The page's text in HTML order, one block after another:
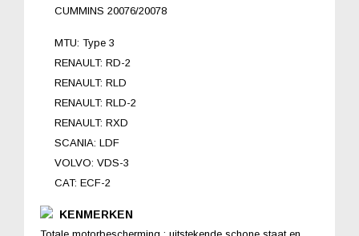
CUMMINS 20076/20078
MTU: Type 3
RENAULT: RD-2
RENAULT: RLD
RENAULT: RLD-2
RENAULT: RXD
SCANIA: LDF
VOLVO: VDS-3
CAT: ECF-2
KENMERKEN